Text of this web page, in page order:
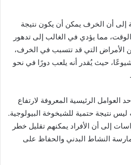
إلى أن الخرف يمكن أن يكون نتيجة
مما يؤدي في الغالب إلى تدهور
الأمراض التي قد تتسبب في الخرف،
حيث يُقدر أنه يلعب دورًا في نحو
العوامل الرئيسية المعروفة لارتفاع
ليس نتيجة حتمية للشيخوخة البيولوجية.
إلى أن الأفراد يمكنهم تقليل خطر
النشاط البدني والحفاظ على